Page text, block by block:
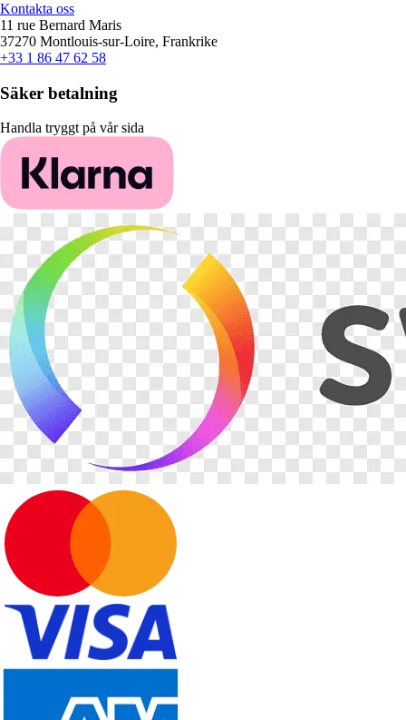
Kontakta oss
11 rue Bernard Maris
37270 Montlouis-sur-Loire, Frankrike
+33 1 86 47 62 58
Säker betalning
Handla tryggt på vår sida